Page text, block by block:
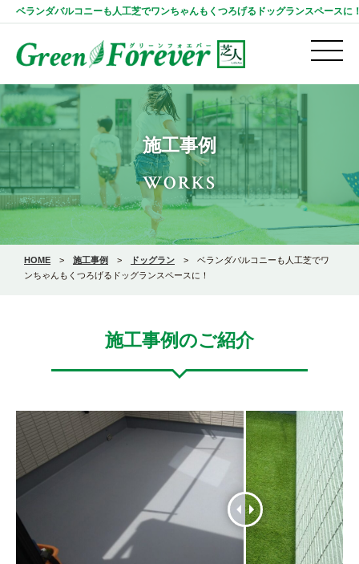
ベランダバルコニーも人工芝でワンちゃんもくつろげるドッグランスペース
施工事例
WORKS
HOME > 施工事例 > ドッグラン > ベランダバルコニーも人工芝でワ
ンちゃんもくつろげるドッグランスペースに！
施工事例のご紹介